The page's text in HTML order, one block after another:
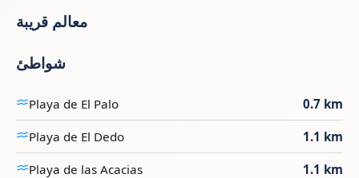
معالم قريبة
شواطئ
Playa de El Palo 0.7 km
Playa de El Dedo 1.1 km
Playa de las Acacias 1.1 km